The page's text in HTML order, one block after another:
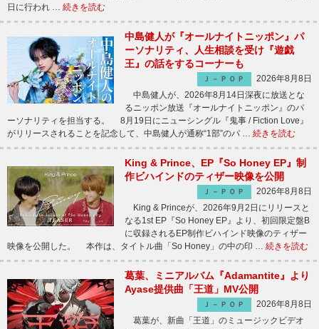
日に行われ … 続きを読む
中島健人が『オールナイトニッポン』パ
ーソナリティ、人生相談を受け『遊戯
王』の話をするコーナーも
Ｊ－ＰＯＰ
2026年8月8日
中島健人が、2026年8月14日深夜に放送とな
るニッポン放送『オールナイトニッポン』のパ
ーソナリティを担当する。 8月19日にニューシングル『鬼事 / Fiction Love』
がリリースされることを記念して、中島健人が通称“1部”のパ … 続きを読む
King & Prince、EP『So Honey EP』制
作ビハインドのティザー映像を公開
Ｊ－ＰＯＰ
2026年8月8日
King & Princeが、2026年9月2日にリリースと
なる1st EP『So Honey EP』より、初回限定盤B
に収録されるEP制作ビハインド映像のティザー
映像を公開した。 本作は、タイトル曲「So Honey」の中の印 … 続きを読む
葛葉、ミニアルバム『Adamantite』より
Ayase提供曲「王道」MV公開
Ｊ－ＰＯＰ
2026年8月8日
葛葉が、新曲「王道」のミュージックビデオ